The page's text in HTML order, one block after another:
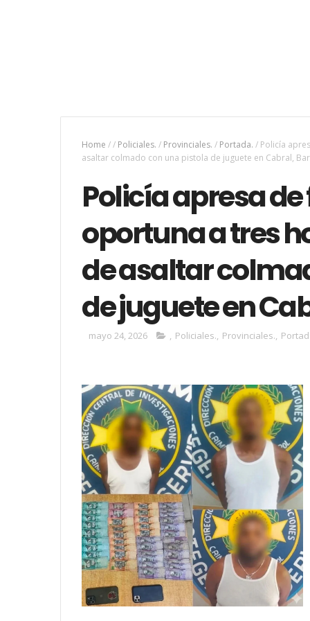
Home // Policiales. / Provinciales. / Portada. / Policía
asaltar colmado con una pistola de juguete en Cabral,
Policía apresa
oportuna a tres
de asaltar
de juguete en
mayo 24, 2026 , Policiales., Provinciales.,